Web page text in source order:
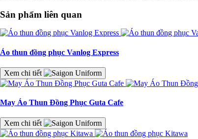
Sản phẩm liên quan
Áo thun đồng phục Vanlog Express
Xem chi tiết
May Áo Thun Đồng Phục Guta Cafe
Xem chi tiết